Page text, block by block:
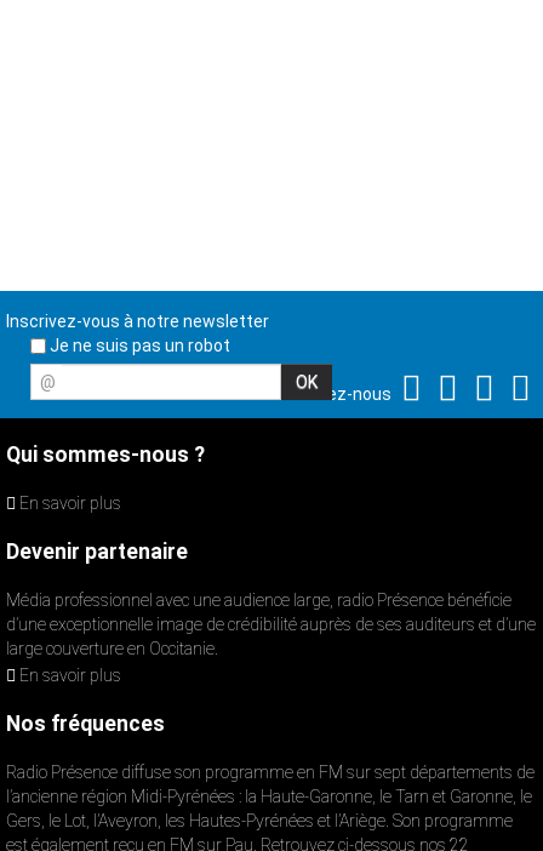
Inscrivez-vous à notre newsletter
Je ne suis pas un robot
@
Suivez-nous
Qui sommes-nous ?
En savoir plus
Devenir partenaire
Média professionnel avec une audience large, radio Présence bénéficie
d’une exceptionnelle image de crédibilité auprès de ses auditeurs et d’une
large couverture en Occitanie.
En savoir plus
Nos fréquences
Radio Présence diffuse son programme en FM sur sept départements de
l’ancienne région Midi-Pyrénées : la Haute-Garonne, le Tarn et Garonne, le
Gers, le Lot, l’Aveyron, les Hautes-Pyrénées et l’Ariège. Son programme
est également reçu en FM sur Pau. Retrouvez ci-dessous nos 22